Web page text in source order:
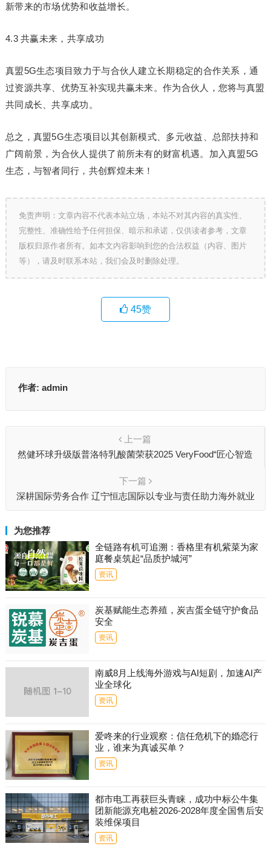
新带来的市场优势和收益增长。
4.3 共赢未来，共享成功
真盟5G生态项目致力于与合伙人建立长期稳定的合作关系，通
过资源共享、优势互补实现共赢未来。作为合伙人，您将与真盟
共同成长、共享成功。
总之，真盟5G生态项目以其创新模式、多元收益、总部扶持和
广阔前景，为合伙人提供了前所未有的财富机遇。加入真盟5G
生态，与智者同行，共创辉煌未来！
免责声明：文章内容不代表本站立场，本站不对其内容的真实性、
完整性、准确性给予任何担保、暗示和承诺，仅供读者参考，文章
版权归原作者所有。如本文内容影响到您的合法权益（内容、图片
等），请及时联系本站，我们会及时删除处理。
45赞
作者: admin
上一篇
然健环球升级版普洛特乳酸菌荣获2025 VeryFood“匠心智造
下一篇
深耕国际劳务合作 辽宁恒志国际以专业与责任助力海外就业
为您推荐
全链路有机可追溯：香格里有机紫菜为家
庭餐桌筑起“品质护城河”
资讯
炭基赋能生态养殖，炭吉蛋全链守护食品
安全
资讯
南威8月上线海外游戏与AI短剧，加速AI产
业全球化
资讯
爱咚来的行业观察：信任危机下的婚恋行
业，谁来为真诚买单？
资讯
都市电工再获巨头青睐，成功中标公牛集
团新能源充电桩2026-2028年度全国售后安
装维保项目
资讯